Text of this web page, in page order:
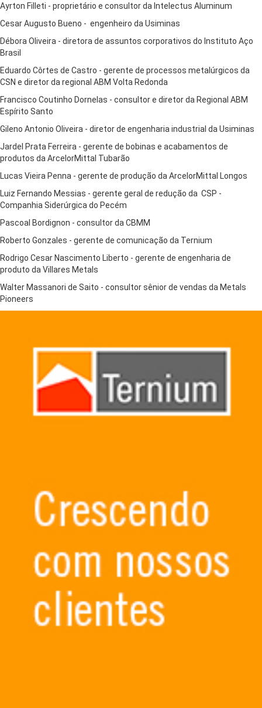
Ayrton Filleti - proprietário e consultor da Intelectus Aluminum
Cesar Augusto Bueno - engenheiro da Usiminas
Débora Oliveira - diretora de assuntos corporativos do Instituto Aço
Brasil
Eduardo Côrtes de Castro - gerente de processos metalúrgicos da
CSN e diretor da regional ABM Volta Redonda
Francisco Coutinho Dornelas - consultor e diretor da Regional ABM
Espírito Santo
Gileno Antonio Oliveira - diretor de engenharia industrial da Usiminas
Jardel Prata Ferreira - gerente de bobinas e acabamentos de
produtos da ArcelorMittal Tubarão
Lucas Vieira Penna - gerente de produção da ArcelorMittal Longos
Luiz Fernando Messias - gerente geral de redução da CSP -
Companhia Siderúrgica do Pecém
Pascoal Bordignon - consultor da CBMM
Roberto Gonzales - gerente de comunicação da Ternium
Rodrigo Cesar Nascimento Liberto - gerente de engenharia de
produto da Villares Metals
Walter Massanori de Saito - consultor sênior de vendas da Metals
Pioneers